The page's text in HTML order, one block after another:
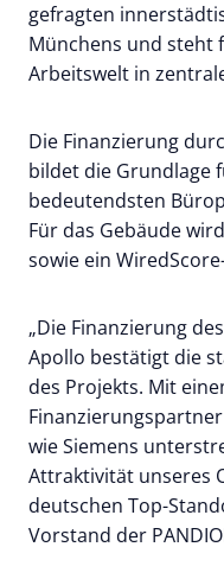
gefragten
Münchens und steht
Arbeitswelt in
Die Finanzierung
bildet die Grundlage
bedeutendsten
Für das Gebäude
sowie ein
„Die Finanzierung
Apollo bestätigt die
des Projekts. Mit
wie Siemens
Attraktivität unseres
deutschen Top-
Vorstand der